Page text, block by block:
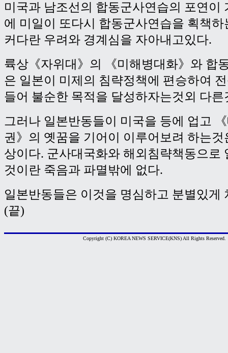
미국과 남조선의 합동군사연습의 포연이
에 미일이 또다시 합동군사연습을 획책
커다란 우려와 경계심을 자아내고있다.
륙상《자위대》의 《미해병대화》와 합
은 일본이 미제의 침략정책에 편승하여
들어 불순한 목적을 달성하자는것외 다른
그러나 일본반동들이 미국을 등에 업고
권》의 옛꿈을 기어이 이루어보려 하는
상이다. 군사대국화와 해외침략책동으로
것이란 죽음과 파멸밖에 없다.
일본반동들은 이것을 명심하고 분별있게
(끝)
Copyright (C) KOREA NEWS SERVICE(KNS) All Rights Reserved.